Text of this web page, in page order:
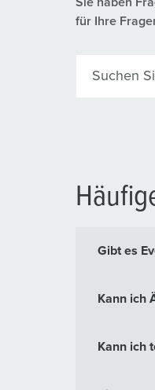
für Ihre
Suchen
Gibt es
Kann ich
Kann ich